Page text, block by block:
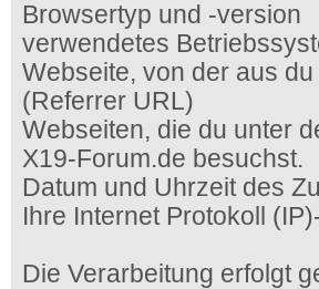
Browsertyp und -version
verwendetes
Webseite, von der aus
(Referrer URL)
Webseiten, die du unter
X19-Forum.de besuchst.
Datum und Uhrzeit des
Ihre Internet Protokoll
Die Verarbeitung erfolgt